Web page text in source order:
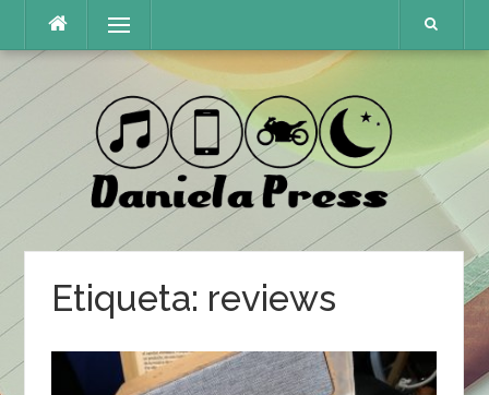
content
Menu
Etiqueta: reviews